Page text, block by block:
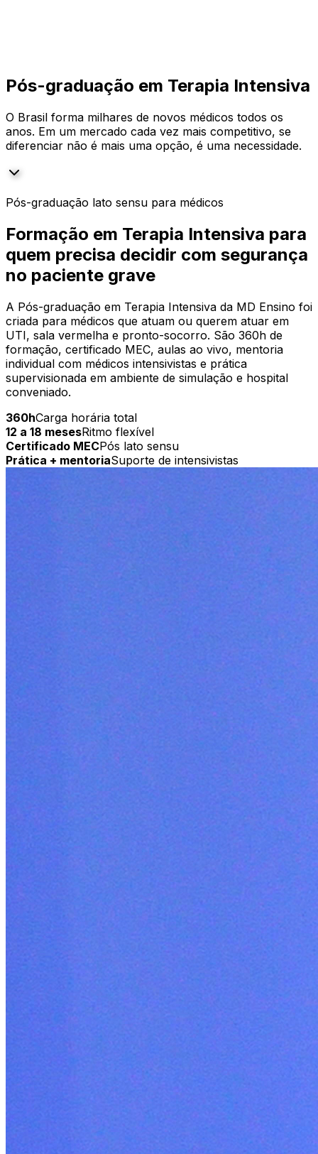
Pós-graduação em Terapia Intensiva
O Brasil forma milhares de novos médicos todos os
anos. Em um mercado cada vez mais competitivo, se
diferenciar não é mais uma opção, é uma necessidade.
Pós-graduação lato sensu para médicos
Formação em Terapia Intensiva para
quem precisa decidir com segurança
no paciente grave
A Pós-graduação em Terapia Intensiva da MD Ensino foi
criada para médicos que atuam ou querem atuar em
UTI, sala vermelha e pronto-socorro. São 360h de
formação, certificado MEC, aulas ao vivo, mentoria
individual com médicos intensivistas e prática
supervisionada em ambiente de simulação e hospital
conveniado.
360hCarga horária total
12 a 18 mesesRitmo flexível
Certificado MECPós lato sensu
Prática + mentoriaSuporte de intensivistas